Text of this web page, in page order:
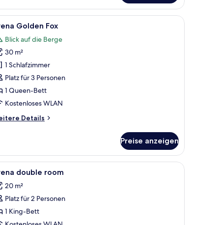
Sessel, einem Kleiderschrank und einem gerahmten Bild an der Wand.
Ein modernes Schlafzimmer mit
9 Golden Fox
Blick auf die Berge
30 m²
1 Schlafzimmer
Platz für 3 Personen
1 Queen-Bett
Kostenloses WLAN
Details
Preise anzeigen
Ein Schlafzimmer mit einem Bett, einem
6 double room
20 m²
Platz für 2 Personen
1 King-Bett